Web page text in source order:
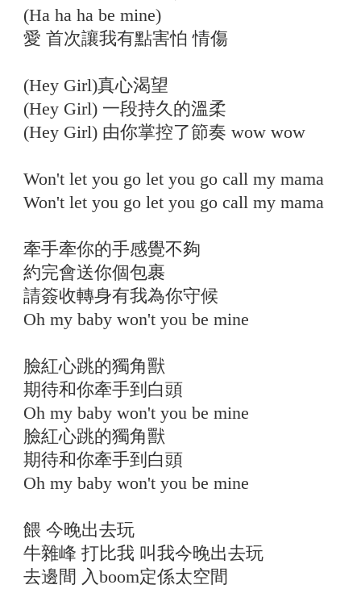
(Ha ha ha be mine)
愛 首次讓我有點害怕 情傷
(Hey Girl)真心渴望
(Hey Girl) 一段持久的溫柔
(Hey Girl) 由你掌控了節奏 wow wow
Won't let you go let you go call my mama
Won't let you go let you go call my mama
牽手牽你的手感覺不夠
約完會送你個包裹
請簽收轉身有我為你守候
Oh my baby won't you be mine
臉紅心跳的獨角獸
期待和你牽手到白頭
Oh my baby won't you be mine
臉紅心跳的獨角獸
期待和你牽手到白頭
Oh my baby won't you be mine
餵 今晚出去玩
牛雜峰 打比我 叫我今晚出去玩
去邊間 入boom定係太空間